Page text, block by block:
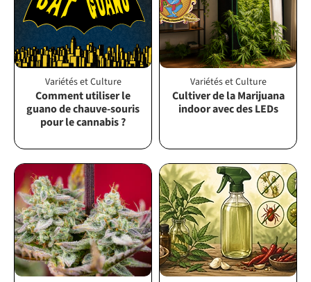
Variétés et Culture
Comment utiliser le
guano de chauve-souris
pour le cannabis ?
Variétés et Culture
Cultiver de la Marijuana
indoor avec des LEDs